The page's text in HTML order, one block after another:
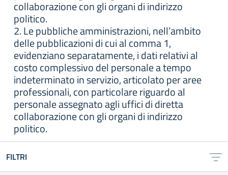
collaborazione con gli organi di indirizzo
politico.
2. Le pubbliche amministrazioni, nell’ambito
delle pubblicazioni di cui al comma 1,
evidenziano separatamente, i dati relativi al
costo complessivo del personale a tempo
indeterminato in servizio, articolato per aree
professionali, con particolare riguardo al
personale assegnato agli uffici di diretta
collaborazione con gli organi di indirizzo
politico.
FILTRI